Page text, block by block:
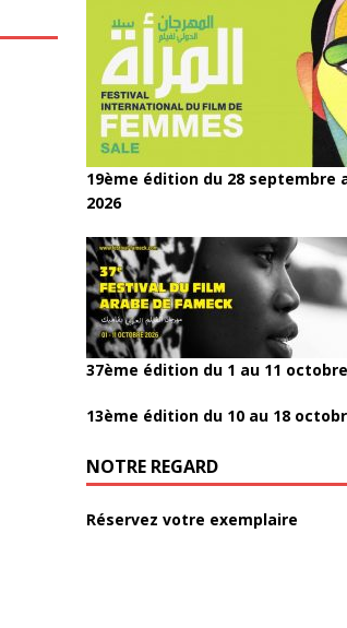
19ème édition du 28 septembre
2026
37ème édition du 1 au 11
13ème édition du 10 au 18
NOTRE REGARD
Réservez votre exemplaire